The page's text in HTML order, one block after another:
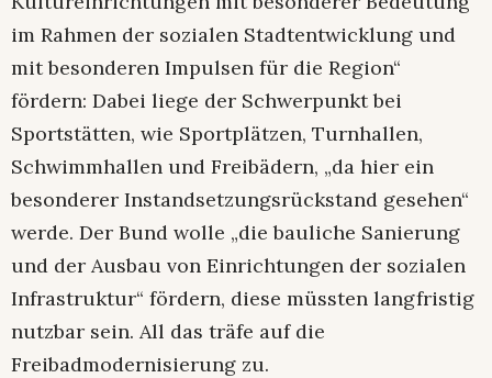
im Rahmen der sozialen Stadtentwicklung und
mit besonderen Impulsen für die Region“
fördern: Dabei liege der Schwerpunkt bei
Sportstätten, wie Sportplätzen, Turnhallen,
Schwimmhallen und Freibädern, „da hier ein
besonderer Instandsetzungsrückstand gesehen“
werde. Der Bund wolle „die bauliche Sanierung
und der Ausbau von Einrichtungen der sozialen
Infrastruktur“ fördern, diese müssten langfristig
nutzbar sein. All das träfe auf die
Freibadmodernisierung zu.